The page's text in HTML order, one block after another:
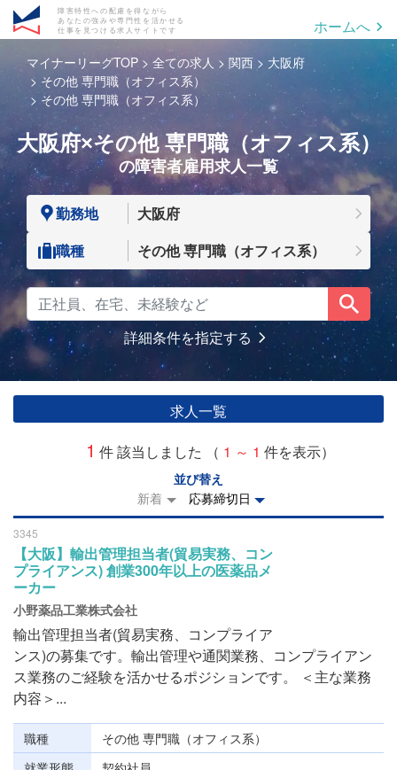
障害特性への配慮を得ながら
あなたの強みや専門性を活かせる
仕事を見つける求人サイトです
ホームへ
マイナーリーグTOP 全ての求人 関西
大阪府
その他 専門職（オフィス系）
その他 専門職（オフィス系）
大阪府×その他 専門職（オフィス系）
の障害者雇用求人一覧
勤務地
大阪府
職種
その他 専門職（オフィス系）
詳細条件を指定する
求人一覧
1 件 該当しました （ 1 ～ 1 件を表示）
並び替え
新着
応募締切日
3345
【大阪】輸出管理担当者(貿易実務、コン
プライアンス) 創業300年以上の医薬品メ
ーカー
小野薬品工業株式会社
輸出管理担当者(貿易実務、コンプライア
ンス)の募集です。輸出管理や通関業務、コンプライアン
ス業務のご経験を活かせるポジションです。 ＜主な業務
内容＞...
職種
その他 専門職（オフィス系）